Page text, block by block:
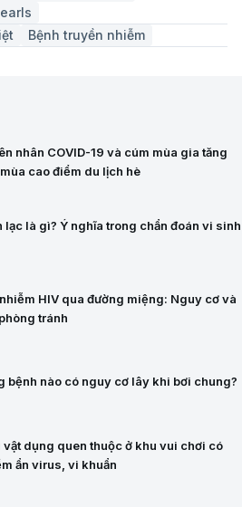
Bệnh truyền nhiễm
nhân COVID-19 và cúm mùa gia tăng
cao điểm du lịch hè
lạc là gì? Ý nghĩa trong chẩn đoán vi sinh
HIV qua đường miệng: Nguy cơ và
tránh
bệnh nào có nguy cơ lây khi bơi chung?
vật dụng quen thuộc ở khu vui chơi có
ẩn virus, vi khuẩn